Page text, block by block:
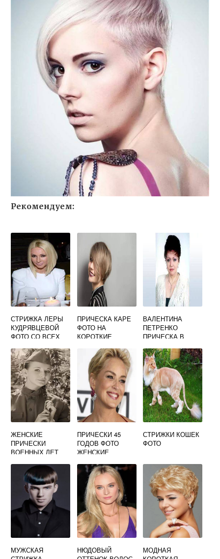
Рекомендуем:
СТРИЖКА ЛЕРЫ
КУДРЯВЦЕВОЙ
ФОТО СО ВСЕХ
ПРИЧЕСКА КАРЕ
ФОТО НА
КОРОТКИЕ
ВАЛЕНТИНА
ПЕТРЕНКО
ПРИЧЕСКА В
ФОТО
ЖЕНСКИЕ
ПРИЧЕСКИ
ВОЕННЫХ ЛЕТ
ПРИЧЕСКИ 45
ГОДОВ ФОТО
ЖЕНСКИЕ
СТРИЖКИ КОШЕК
ФОТО
МУЖСКАЯ
НЮДОВЫЙ
МОДНАЯ